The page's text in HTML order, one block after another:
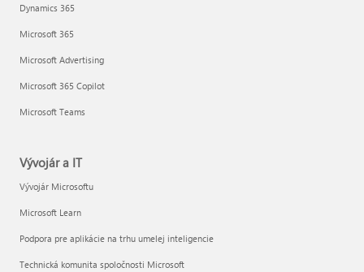
Dynamics 365
Microsoft 365
Microsoft Advertising
Microsoft 365 Copilot
Microsoft Teams
Vývojár a IT
Vývojár Microsoftu
Microsoft Learn
Podpora pre aplikácie na trhu umelej inteligencie
Technická komunita spoločnosti Microsoft